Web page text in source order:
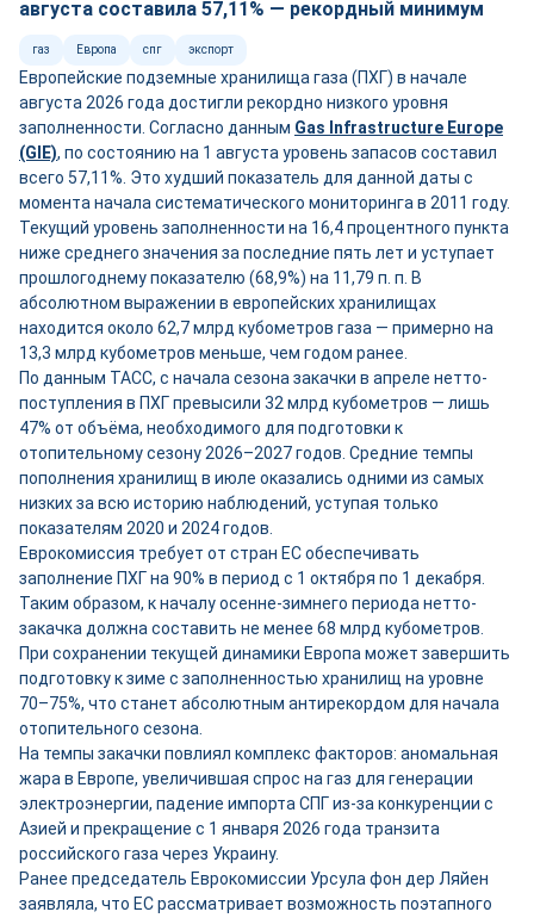
августа составила 57,11% — рекордный минимум
газ Европа спг экспорт
Европейские подземные хранилища газа (ПХГ) в начале
августа 2026 года достигли рекордно низкого уровня
заполненности. Согласно данным Gas Infrastructure Europe
(GIE), по состоянию на 1 августа уровень запасов составил
всего 57,11%. Это худший показатель для данной даты с
момента начала систематического мониторинга в 2011 году.
Текущий уровень заполненности на 16,4 процентного пункта
ниже среднего значения за последние пять лет и уступает
прошлогоднему показателю (68,9%) на 11,79 п. п. В
абсолютном выражении в европейских хранилищах
находится около 62,7 млрд кубометров газа — примерно на
13,3 млрд кубометров меньше, чем годом ранее.
По данным ТАСС, с начала сезона закачки в апреле нетто-
поступления в ПХГ превысили 32 млрд кубометров — лишь
47% от объёма, необходимого для подготовки к
отопительному сезону 2026–2027 годов. Средние темпы
пополнения хранилищ в июле оказались одними из самых
низких за всю историю наблюдений, уступая только
показателям 2020 и 2024 годов.
Еврокомиссия требует от стран ЕС обеспечивать
заполнение ПХГ на 90% в период с 1 октября по 1 декабря.
Таким образом, к началу осенне-зимнего периода нетто-
закачка должна составить не менее 68 млрд кубометров.
При сохранении текущей динамики Европа может завершить
подготовку к зиме с заполненностью хранилищ на уровне
70–75%, что станет абсолютным антирекордом для начала
отопительного сезона.
На темпы закачки повлиял комплекс факторов: аномальная
жара в Европе, увеличившая спрос на газ для генерации
электроэнергии, падение импорта СПГ из-за конкуренции с
Азией и прекращение с 1 января 2026 года транзита
российского газа через Украину.
Ранее председатель Еврокомиссии Урсула фон дер Ляйен
заявляла, что ЕС рассматривает возможность поэтапного